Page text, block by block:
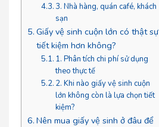
3. Nhà hàng, quán café, khách
sạn
Giấy vệ sinh cuộn lớn có thật sự
tiết kiệm hơn không?
1. Phân tích chi phí sử dụng
theo thực tế
2. Khi nào giấy vệ sinh cuộn
lớn không còn là lựa chọn tiết
kiệm?
Nên mua giấy vệ sinh ở đâu để